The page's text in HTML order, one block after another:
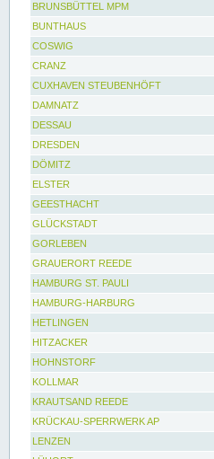
BRUNSBÜTTEL MPM
BUNTHAUS
COSWIG
CRANZ
CUXHAVEN STEUBENHÖFT
DAMNATZ
DESSAU
DRESDEN
DÖMITZ
ELSTER
GEESTHACHT
GLÜCKSTADT
GORLEBEN
GRAUERORT REEDE
HAMBURG ST. PAULI
HAMBURG-HARBURG
HETLINGEN
HITZACKER
HOHNSTORF
KOLLMAR
KRAUTSAND REEDE
KRÜCKAU-SPERRWERK AP
LENZEN